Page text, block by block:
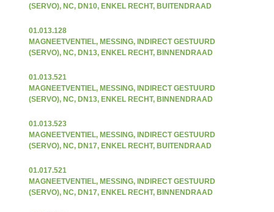
(SERVO), NC, DN10, ENKEL RECHT, BUITENDRAAD
01.013.128
MAGNEETVENTIEL, MESSING, INDIRECT GESTUURD
(SERVO), NC, DN13, ENKEL RECHT, BINNENDRAAD
01.013.521
MAGNEETVENTIEL, MESSING, INDIRECT GESTUURD
(SERVO), NC, DN13, ENKEL RECHT, BINNENDRAAD
01.013.523
MAGNEETVENTIEL, MESSING, INDIRECT GESTUURD
(SERVO), NC, DN17, ENKEL RECHT, BUITENDRAAD
01.017.521
MAGNEETVENTIEL, MESSING, INDIRECT GESTUURD
(SERVO), NC, DN17, ENKEL RECHT, BINNENDRAAD